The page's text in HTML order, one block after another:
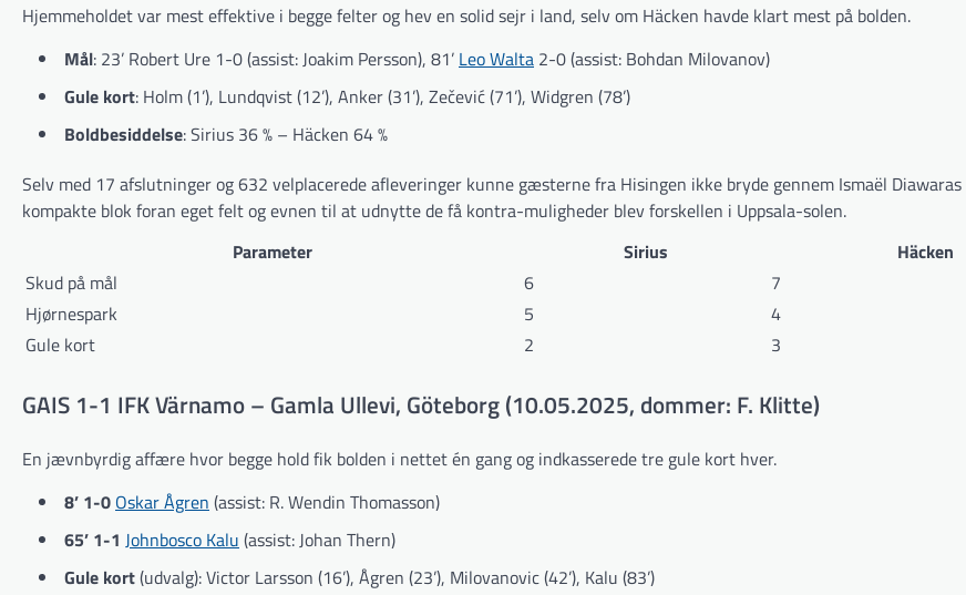
Hjemmeholdet var mest effektive i begge felter og hev en solid sejr i land, selv om Häcken havde klart mest på bolden.
Mål: 23’ Robert Ure 1-0 (assist: Joakim Persson), 81’ Leo Walta 2-0 (assist: Bohdan Milovanov)
Gule kort: Holm (1’), Lundqvist (12’), Anker (31’), Zečević (71’), Widgren (78’)
Boldbesiddelse: Sirius 36 % – Häcken 64 %
Selv med 17 afslutninger og 632 velplacerede afleveringer kunne gæsterne fra Hisingen ikke bryde gennem Ismaël Diawaras
kompakte blok foran eget felt og evnen til at udnytte de få kontra-muligheder blev forskellen i Uppsala-solen.
Parameter
Sirius
Häcken
Skud på mål
6
7
Hjørnespark
5
4
Gule kort
2 3
GAIS 1-1 IFK Värnamo – Gamla Ullevi, Göteborg (10.05.2025, dommer: F. Klitte)
En jævnbyrdig affære hvor begge hold fik bolden i nettet én gang og indkasserede tre gule kort hver.
8’ 1-0 Oskar Ågren (assist: R. Wendin Thomasson)
65’ 1-1 Johnbosco Kalu (assist: Johan Thern)
Gule kort(udvalg): Victor Larsson (16’), Ågren (23’), Milovanovic (42’), Kalu (83’)